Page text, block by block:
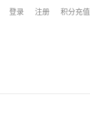
登录 注册 积分充值